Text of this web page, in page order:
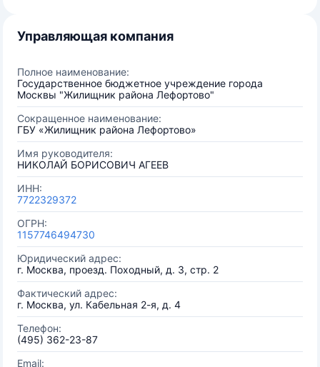
Управляющая компания
Полное наименование:
Государственное бюджетное учреждение города
Москвы "Жилищник района Лефортово"
Сокращенное наименование:
ГБУ «Жилищник района Лефортово»
Имя руководителя:
НИКОЛАЙ БОРИСОВИЧ АГЕЕВ
ИНН:
7722329372
ОГРН:
1157746494730
Юридический адрес:
г. Москва, проезд. Походный, д. 3, стр. 2
Фактический адрес:
г. Москва, ул. Кабельная 2-я, д. 4
Телефон:
(495) 362-23-87
Email: